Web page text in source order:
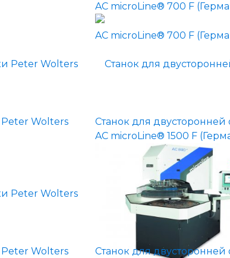
AC microLine® 700 F
Peter Wolters
Станок для
AC microLine® 1500 F
Peter Wolters Станок для